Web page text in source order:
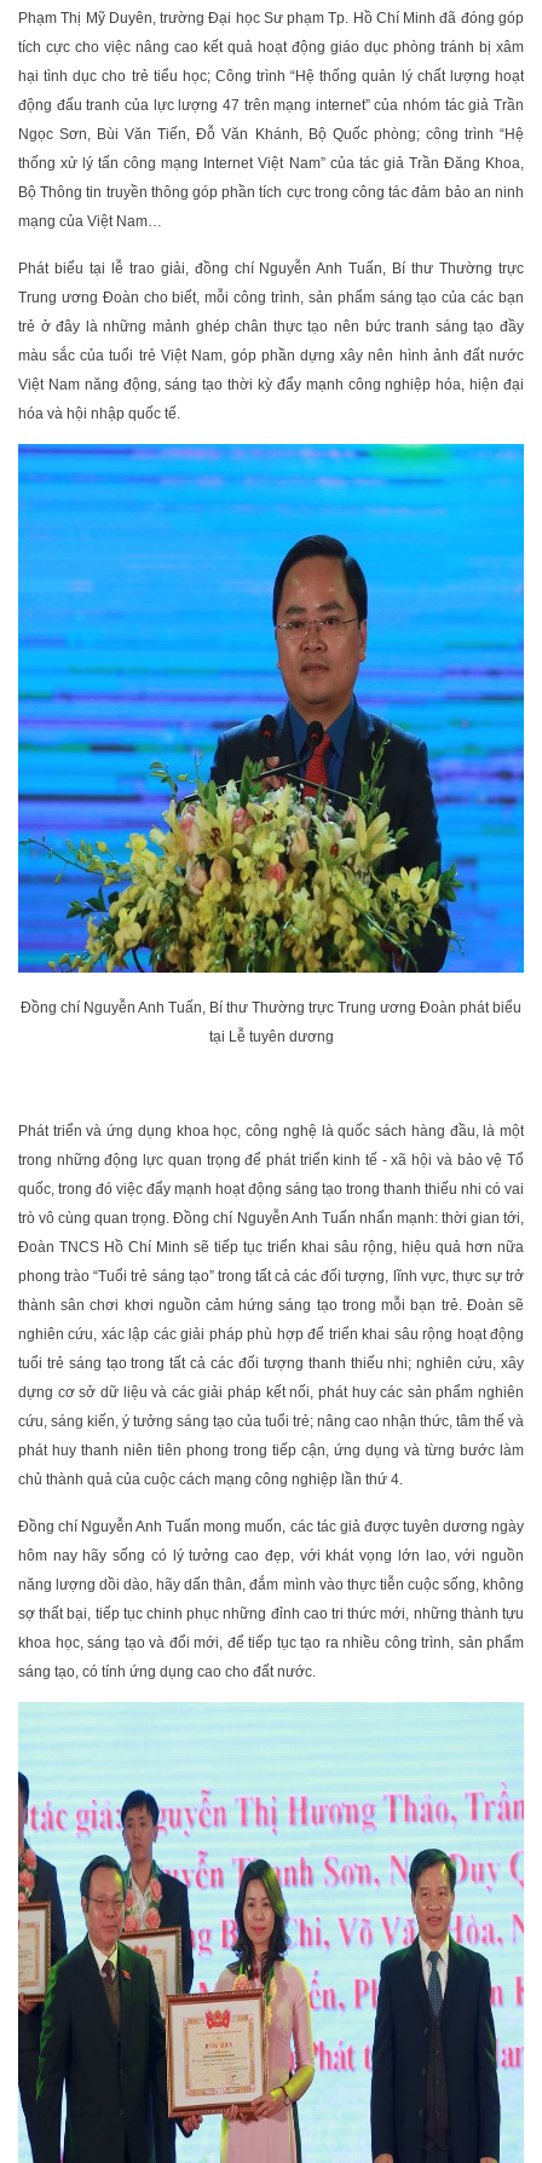
Phạm Thị Mỹ Duyên, trường Đại học Sư phạm Tp. Hồ Chí Minh đã đóng góp
tích cực cho việc nâng cao kết quả hoạt động giáo dục phòng tránh bị xâm
hại tình dục cho trẻ tiểu học; Công trình “Hệ thống quản lý chất lượng hoạt
động đấu tranh của lực lượng 47 trên mạng internet” của nhóm tác giả Trần
Ngọc Sơn, Bùi Văn Tiến, Đỗ Văn Khánh, Bộ Quốc phòng; công trình “Hệ
thống xử lý tấn công mạng Internet Việt Nam” của tác giả Trần Đăng Khoa,
Bộ Thông tin truyền thông góp phần tích cực trong công tác đảm bảo an ninh
mạng của Việt Nam…
Phát biểu tại lễ trao giải, đồng chí Nguyễn Anh Tuấn, Bí thư Thường trực
Trung ương Đoàn cho biết, mỗi công trình, sản phẩm sáng tạo của các bạn
trẻ ở đây là những mảnh ghép chân thực tạo nên bức tranh sáng tạo đầy
màu sắc của tuổi trẻ Việt Nam, góp phần dựng xây nên hình ảnh đất nước
Việt Nam năng động, sáng tạo thời kỳ đẩy mạnh công nghiệp hóa, hiện đại
hóa và hội nhập quốc tế.
Đồng chí Nguyễn Anh Tuấn, Bí thư Thường trực Trung ương Đoàn phát biểu
tại Lễ tuyên dương
Phát triển và ứng dụng khoa học, công nghệ là quốc sách hàng đầu, là một
trong những động lực quan trọng để phát triển kinh tế - xã hội và bảo vệ Tổ
quốc, trong đó việc đẩy mạnh hoạt động sáng tạo trong thanh thiếu nhi có vai
trò vô cùng quan trọng. Đồng chí Nguyễn Anh Tuấn nhấn mạnh: thời gian tới,
Đoàn TNCS Hồ Chí Minh sẽ tiếp tục triển khai sâu rộng, hiệu quả hơn nữa
phong trào “Tuổi trẻ sáng tạo” trong tất cả các đối tượng, lĩnh vực, thực sự trở
thành sân chơi khơi nguồn cảm hứng sáng tạo trong mỗi bạn trẻ. Đoàn sẽ
nghiên cứu, xác lập các giải pháp phù hợp để triển khai sâu rộng hoạt động
tuổi trẻ sáng tạo trong tất cả các đối tượng thanh thiếu nhi; nghiên cứu, xây
dựng cơ sở dữ liệu và các giải pháp kết nối, phát huy các sản phẩm nghiên
cứu, sáng kiến, ý tưởng sáng tạo của tuổi trẻ; nâng cao nhận thức, tâm thế và
phát huy thanh niên tiên phong trong tiếp cận, ứng dụng và từng bước làm
chủ thành quả của cuộc cách mạng công nghiệp lần thứ 4.
Đồng chí Nguyễn Anh Tuấn mong muốn, các tác giả được tuyên dương ngày
hôm nay hãy sống có lý tưởng cao đẹp, với khát vọng lớn lao, với nguồn
năng lượng dồi dào, hãy dấn thân, đắm mình vào thực tiễn cuộc sống, không
sợ thất bại, tiếp tục chinh phục những đỉnh cao tri thức mới, những thành tựu
khoa học, sáng tạo và đổi mới, để tiếp tục tạo ra nhiều công trình, sản phẩm
sáng tạo, có tính ứng dụng cao cho đất nước.